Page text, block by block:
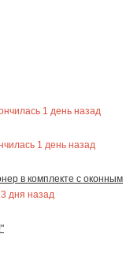
1 день назад
1 день назад
в комплекте с оконным
3 дня назад